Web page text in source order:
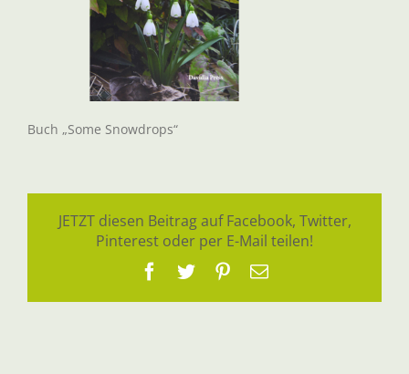
Buch „Some Snowdrops“
JETZT diesen Beitrag auf Facebook, Twitter,
Pinterest oder per E-Mail teilen!
Facebook
TwitterPinterest
E-